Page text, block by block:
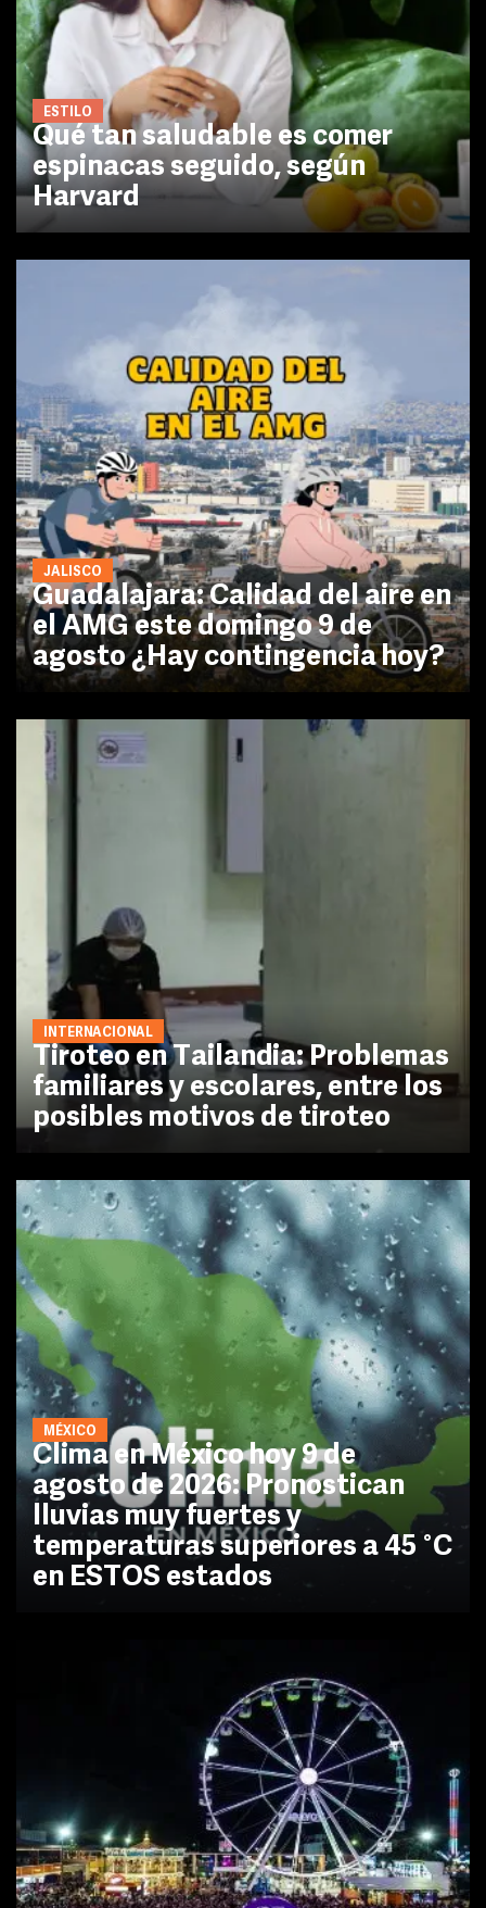
ESTILO
Qué tan saludable es comer
espinacas seguido, según
Harvard
JALISCO
Guadalajara: Calidad del aire en
el AMG este domingo 9 de
agosto ¿Hay contingencia hoy?
INTERNACIONAL
Tiroteo en Tailandia: Problemas
familiares y escolares, entre los
posibles motivos de tiroteo
MÉXICO
Clima en México hoy 9 de
agosto de 2026: Pronostican
lluvias muy fuertes y
temperaturas superiores a 45 °C
en ESTOS estados